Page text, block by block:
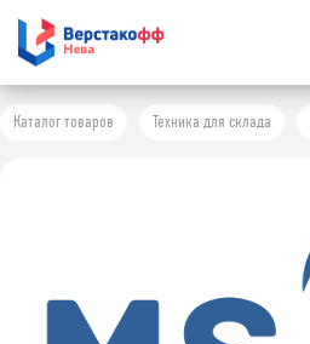
Каталог товаров Техника для склада